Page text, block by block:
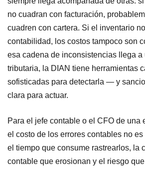
no cuadran con facturación,
cuadren con cartera. Si el inventario
contabilidad, los costos tampoco son
esa cadena de inconsistencias llega a
tributaria, la DIAN tiene herramientas
sofisticadas para detectarla — y
clara para actuar.
Para el jefe contable o el CFO de una
el costo de los errores contables no
el tiempo que consume rastrearlos, la
contable que erosionan y el riesgo